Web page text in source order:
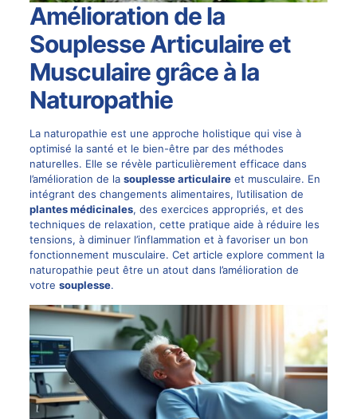
Amélioration de la
Souplesse Articulaire et
Musculaire grâce à la
Naturopathie
La naturopathie est une approche holistique qui vise à
optimisé la santé et le bien-être par des méthodes
naturelles. Elle se révèle particulièrement efficace dans
l’amélioration de la souplesse articulaireet musculaire. En
intégrant des changements alimentaires, l’utilisation de
plantes médicinales, des exercices appropriés, et des
techniques de relaxation, cette pratique aide à réduire les
tensions, à diminuer l’inflammation et à favoriser un bon
fonctionnement musculaire. Cet article explore comment la
naturopathie peut être un atout dans l’amélioration de
votre souplesse.